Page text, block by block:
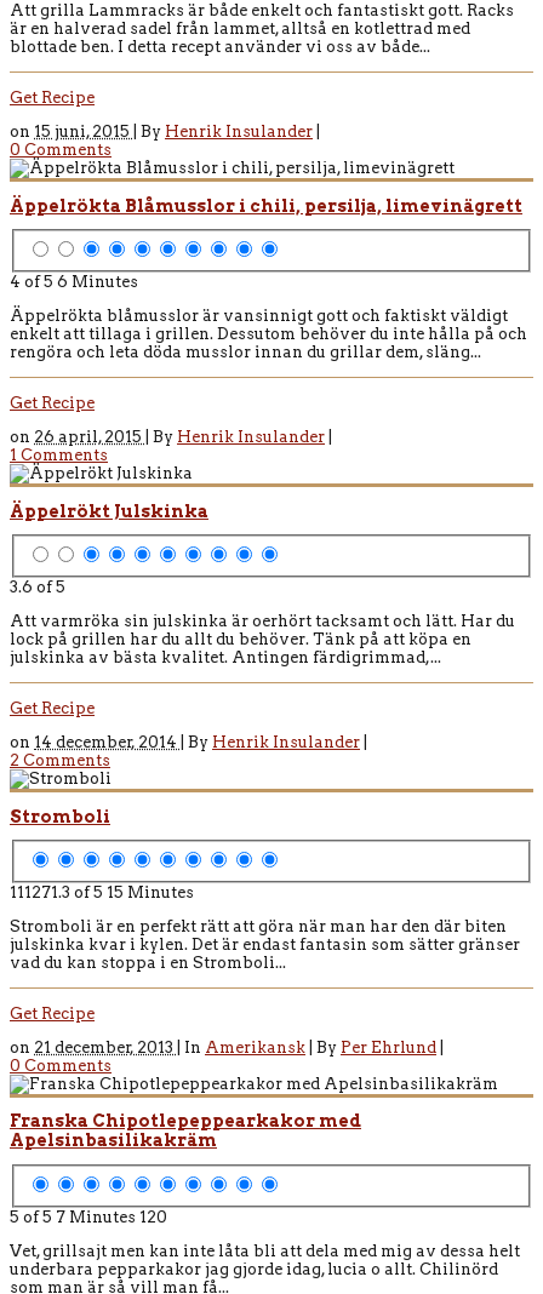
Att grilla Lammracks är både enkelt och fantastiskt gott. Racks
är en halverad sadel från lammet, alltså en kotlettrad med
blottade ben. I detta recept använder vi oss av både...
Get Recipe
on 15 juni, 2015 | By Henrik Insulander
0 Comments
Äppelrökta Blåmusslor i chili, persilja, limevinägrett
4 of 5 6 Minutes
Äppelrökta blåmusslor är vansinnigt gott och faktiskt väldigt
enkelt att tillaga i grillen. Dessutom behöver du inte hålla på och
rengöra och leta döda musslor innan du grillar dem, släng...
Get Recipe
on 26 april, 2015 | By Henrik Insulander
1 Comments
Äppelrökt Julskinka
3.6 of 5
Att varmröka sin julskinka är oerhört tacksamt och lätt. Har du
lock på grillen har du allt du behöver. Tänk på att köpa en
julskinka av bästa kvalitet. Antingen färdigrimmad,...
Get Recipe
on 14 december, 2014 | By Henrik Insulander
2 Comments
Stromboli
111271.3 of 5 15 Minutes
Stromboli är en perfekt rätt att göra när man har den där biten
julskinka kvar i kylen. Det är endast fantasin som sätter gränser
vad du kan stoppa i en Stromboli...
Get Recipe
on 21 december, 2013 | In Amerikansk By Per Ehrlund
0 Comments
Franska Chipotlepeppearkakor med
Apelsinbasilikakräm
5 of 5 7 Minutes 120
Vet, grillsajt men kan inte låta bli att dela med mig av dessa helt
underbara pepparkakor jag gjorde idag, lucia o allt. Chilinörd
som man är så vill man få...